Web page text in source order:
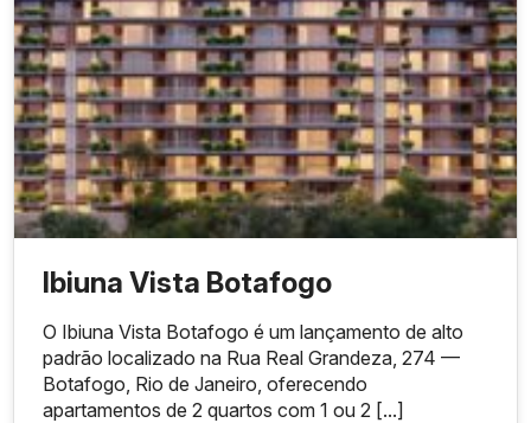
Ibiuna Vista Botafogo
O Ibiuna Vista Botafogo é um lançamento de alto
padrão localizado na Rua Real Grandeza, 274 —
Botafogo, Rio de Janeiro, oferecendo
apartamentos de 2 quartos com 1 ou 2 [...]